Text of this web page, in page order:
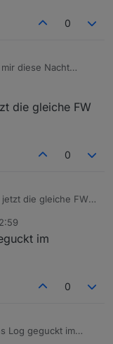
0
diese Nacht
die gleiche FW
0
die gleiche FW
im
0
Log geguckt im